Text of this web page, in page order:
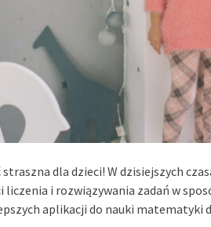
dla dzieci! W dzisiejszych
i rozwiązywania zadań w
aplikacji do nauki matematyki